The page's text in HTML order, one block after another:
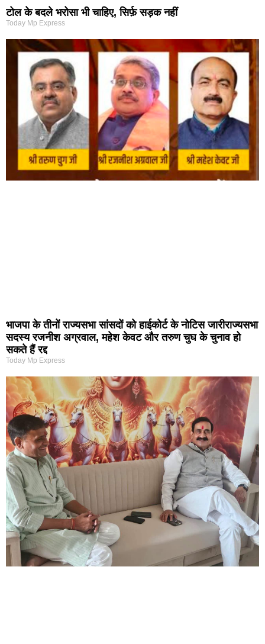
टोल के बदले भरोसा भी चाहिए, सिर्फ़ सड़क नहीं
Today Mp Express
भाजपा के तीनों राज्यसभा सांसदों को हाईकोर्ट के नोटिस जारीराज्यसभा
सदस्य रजनीश अग्रवाल, महेश केवट और तरुण चुघ के चुनाव हो
सकते हैं रद्द
Today Mp Express